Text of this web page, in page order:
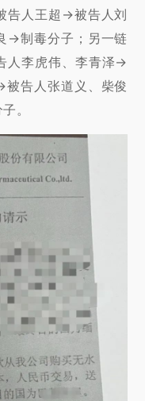
告人王超→被告人刘
→制毒分子；另一链
人李虎伟、李青泽→
告人张道义、柴俊
。